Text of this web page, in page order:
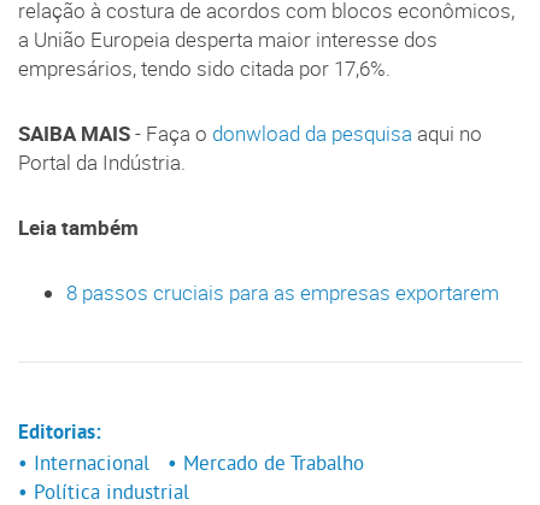
relação à costura de acordos com blocos econômicos,
a União Europeia desperta maior interesse dos
empresários, tendo sido citada por 17,6%.
SAIBA MAIS- Faça o donwload da pesquisa aqui no
Portal da Indústria.
Leia também
8 passos cruciais para as empresas exportarem
Editorias:
• Internacional
• Mercado de Trabalho
• Política industrial